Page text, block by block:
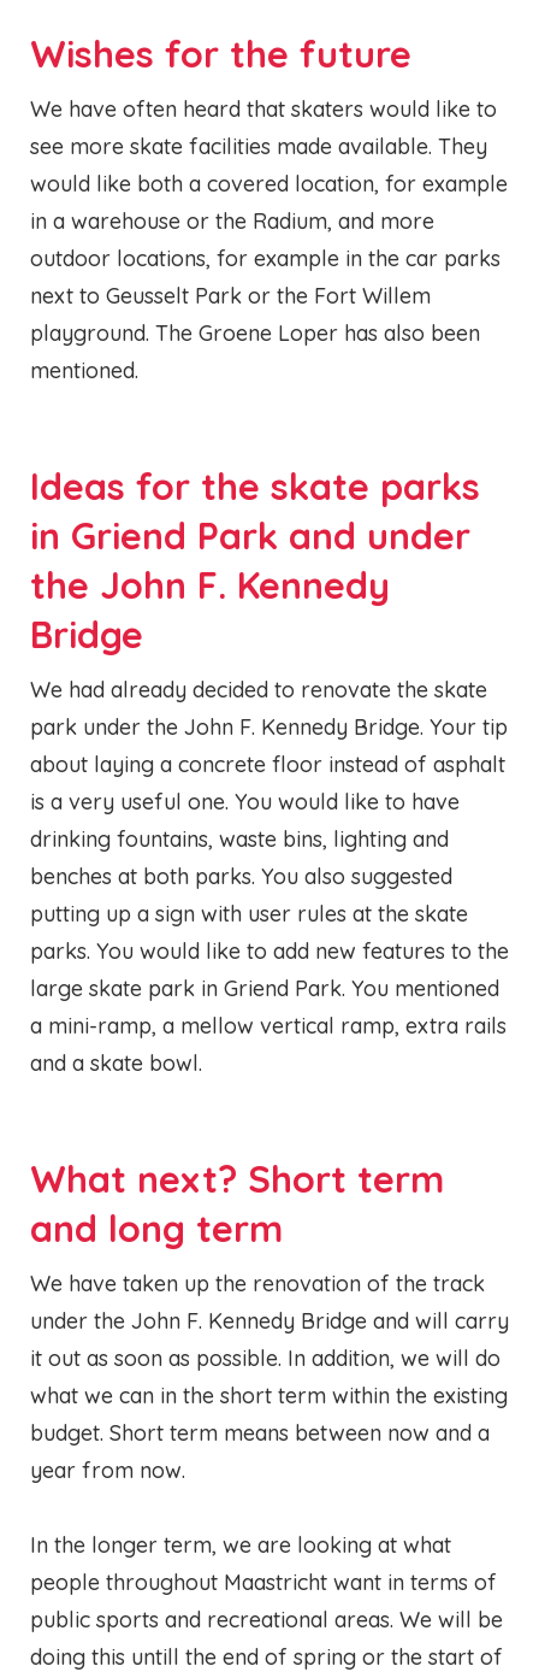
Wishes for the future
We have often heard that skaters would like to
see more skate facilities made available. They
would like both a covered location, for example
in a warehouse or the Radium, and more
outdoor locations, for example in the car parks
next to Geusselt Park or the Fort Willem
playground. The Groene Loper has also been
mentioned.
Ideas for the skate parks
in Griend Park and under
the John F. Kennedy
Bridge
We had already decided to renovate the skate
park under the John F. Kennedy Bridge. Your tip
about laying a concrete floor instead of asphalt
is a very useful one. You would like to have
drinking fountains, waste bins, lighting and
benches at both parks. You also suggested
putting up a sign with user rules at the skate
parks. You would like to add new features to the
large skate park in Griend Park. You mentioned
a mini-ramp, a mellow vertical ramp, extra rails
and a skate bowl.
What next? Short term
and long term
We have taken up the renovation of the track
under the John F. Kennedy Bridge and will carry
it out as soon as possible. In addition, we will do
what we can in the short term within the existing
budget. Short term means between now and a
year from now.
In the longer term, we are looking at what
people throughout Maastricht want in terms of
public sports and recreational areas. We will be
doing this untill the end of spring or the start of